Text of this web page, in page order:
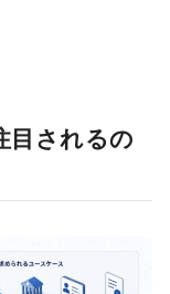
目されるの